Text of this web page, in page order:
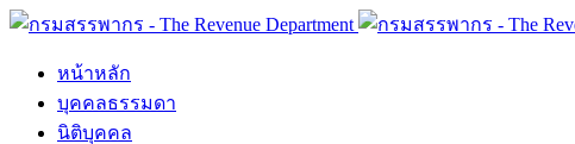
หน้าหลัก
บุคคลธรรมดา
นิติบุคคล